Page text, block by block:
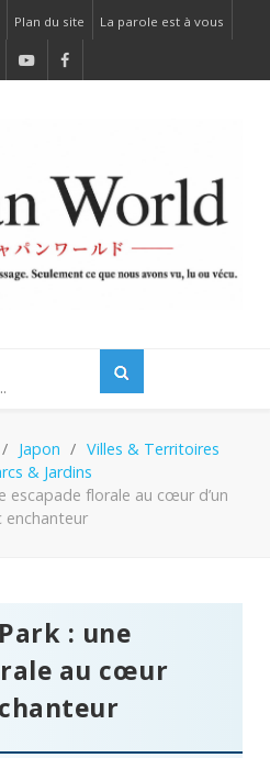
Plan du site La parole est à vous
Japon
Villes & Territoires
& Jardins
escapade florale au cœur d’un
enchanteur
: une
au cœur